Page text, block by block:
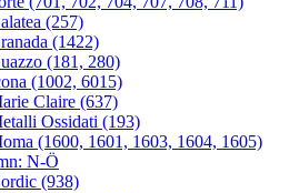
(257)
(1422)
(181, 280)
(1002, 6015)
Claire (637)
Ossidati (193)
(1600, 1601, 1603, 1604, 1605)
N-Ö
(938)